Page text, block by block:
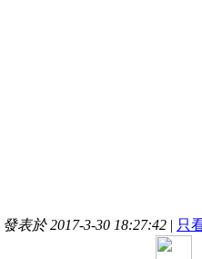
發表於 2017-3-30 18:27:42 | 只